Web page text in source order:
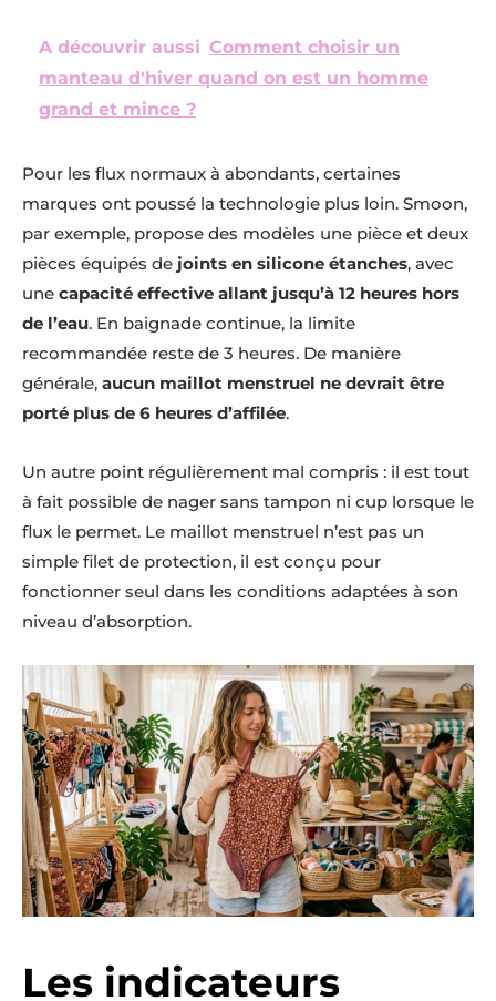
A découvrir aussi Comment choisir un
manteau d'hiver quand on est un homme
grand et mince ?
Pour les flux normaux à abondants, certaines
marques ont poussé la technologie plus loin. Smoon,
par exemple, propose des modèles une pièce et deux
pièces équipés de joints en silicone étanches, avec
une capacité effective allant jusqu’à 12 heures hors
de l’eau. En baignade continue, la limite
recommandée reste de 3 heures. De manière
générale, aucun maillot menstruel ne devrait être
porté plus de 6 heures d’affilée.
Un autre point régulièrement mal compris : il est tout
à fait possible de nager sans tampon ni cup lorsque le
flux le permet. Le maillot menstruel n’est pas un
simple filet de protection, il est conçu pour
fonctionner seul dans les conditions adaptées à son
niveau d’absorption.
Les indicateurs